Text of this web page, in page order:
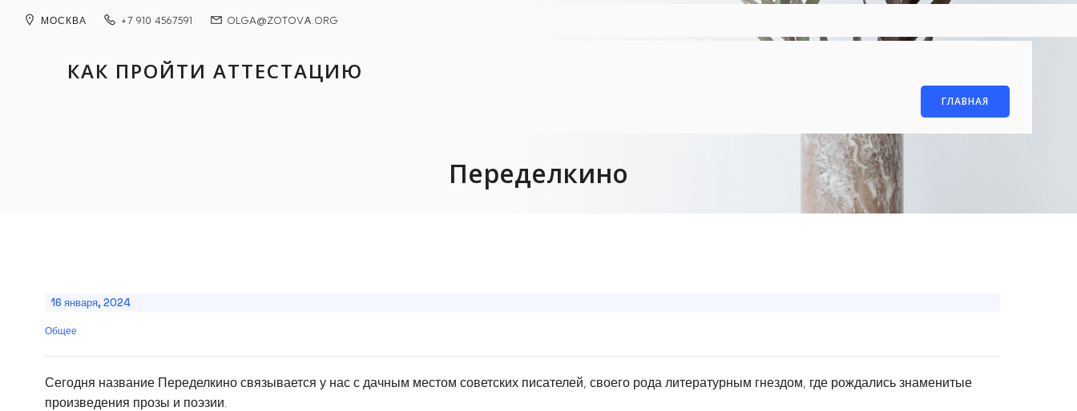
МОСКВА +7 910 4567591 OLGA@ZOTOVА.ORG
КАК ПРОЙТИ АТТЕСТАЦИЮ
ГЛАВНАЯ
Переделкино
16 января, 2024
Общее
Сегодня название Переделкино связывается у нас с дачным местом советских писателей, своего рода литературным гнездом, где рождались знаменитые
произведения прозы и поэзии.